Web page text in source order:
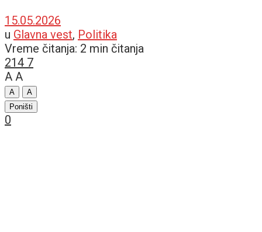
15.05.2026
u Glavna vest, Politika
Vreme čitanja: 2 min čitanja
214 7
A A
A
A
Poništi
0